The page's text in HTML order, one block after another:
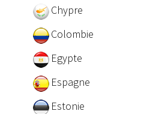
Chypre
Colombie
Egypte
Espagne
Estonie